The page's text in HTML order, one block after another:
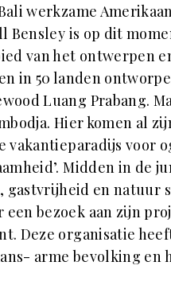
werkzame
is op dit
van het ontwerpen
in 50 landen
Luang Prabang.
Hier komen al
vakantieparadijs voor
Midden in de
en natuur
bezoek aan zijn
Deze organisatie
arme bevolking